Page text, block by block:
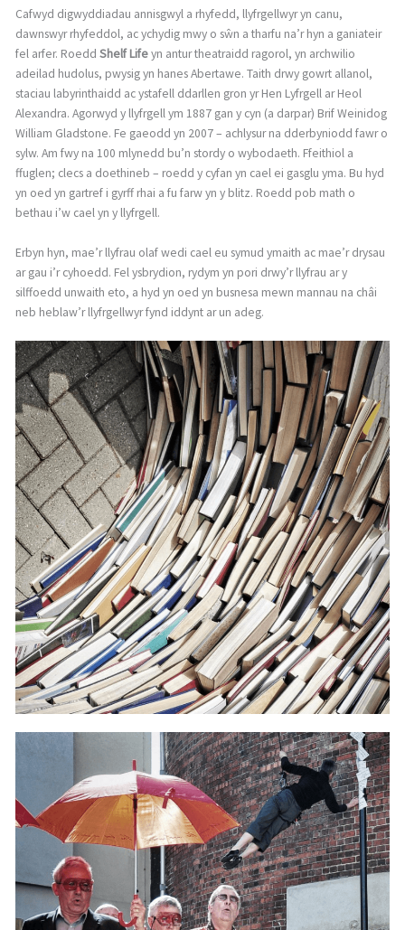
Cafwyd digwyddiadau annisgwyl a rhyfedd, llyfrgellwyr yn canu,
dawnswyr rhyfeddol, ac ychydig mwy o sŵn a tharfu na’r hyn a ganiateir
fel arfer. RoeddShelf Lifeyn antur theatraidd ragorol, yn archwilio
adeilad hudolus, pwysig yn hanes Abertawe. Taith drwy gowrt allanol,
staciau labyrinthaidd ac ystafell ddarllen gron yr Hen Lyfrgell ar Heol
Alexandra. Agorwyd y llyfrgell ym 1887 gan y cyn (a darpar) Brif Weinidog
William Gladstone. Fe gaeodd yn 2007 – achlysur na dderbyniodd fawr o
sylw. Am fwy na 100 mlynedd bu’n stordy o wybodaeth. Ffeithiol a
ffuglen; clecs a doethineb – roedd y cyfan yn cael ei gasglu yma. Bu hyd
yn oed yn gartref i gyrff rhai a fu farw yn y blitz. Roedd pob math o
bethau i’w cael yn y llyfrgell.
Erbyn hyn, mae’r llyfrau olaf wedi cael eu symud ymaith ac mae’r drysau
ar gau i’r cyhoedd. Fel ysbrydion, rydym yn pori drwy’r llyfrau ar y
silffoedd unwaith eto, a hyd yn oed yn busnesa mewn mannau na châi
neb heblaw’r llyfrgellwyr fynd iddynt ar un adeg.